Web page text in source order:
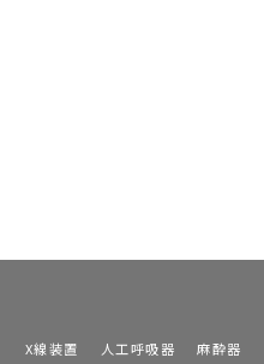
X線装置 人工呼吸器 麻酔器